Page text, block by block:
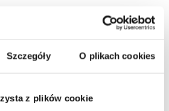
Szczegóły O plikach cookies
z plików cookie
kombinacje produktów, ale
i inne warianty muszą być
gdy: